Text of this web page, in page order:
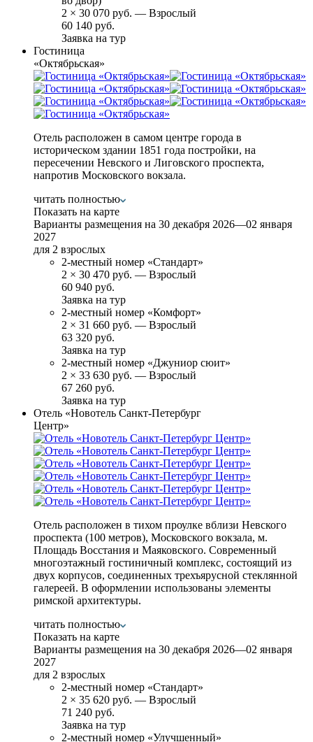
2 × 30 070 руб. — Взрослый
60 140 руб.
Заявка на тур
Гостиница
«Октябрьская»
Отель расположен в самом центре города в
историческом здании 1851 года постройки, на
пересечении Невского и Лиговского проспекта,
напротив Московского вокзала.
читать полностью
Показать на карте
Варианты размещения на 30 декабря 2026—02 января
2027
для 2 взрослых
2-местный номер «Стандарт»
2 × 30 470 руб. — Взрослый
60 940 руб.
Заявка на тур
2-местный номер «Комфорт»
2 × 31 660 руб. — Взрослый
63 320 руб.
Заявка на тур
2-местный номер «Джуниор сюит»
2 × 33 630 руб. — Взрослый
67 260 руб.
Заявка на тур
Отель «Новотель Санкт-Петербург
Центр»
Отель расположен в тихом проулке вблизи Невского
проспекта (100 метров), Московского вокзала, м.
Площадь Восстания и Маяковского. Современный
многоэтажный гостиничный комплекс, состоящий из
двух корпусов, соединенных трехъярусной стеклянной
галереей. В оформлении использованы элементы
римской архитектуры.
читать полностью
Показать на карте
Варианты размещения на 30 декабря 2026—02 января
2027
для 2 взрослых
2-местный номер «Стандарт»
2 × 35 620 руб. — Взрослый
71 240 руб.
Заявка на тур
2-местный номер «Улучшенный»